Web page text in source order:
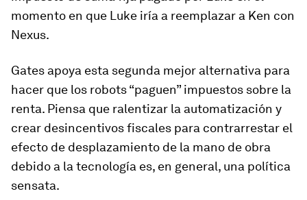
momento en que Luke iría a reemplazar a Ken con
Nexus.
Gates apoya esta segunda mejor alternativa para
hacer que los robots “paguen” impuestos sobre la
renta. Piensa que ralentizar la automatización y
crear desincentivos fiscales para contrarrestar el
efecto de desplazamiento de la mano de obra
debido a la tecnología es, en general, una política
sensata.